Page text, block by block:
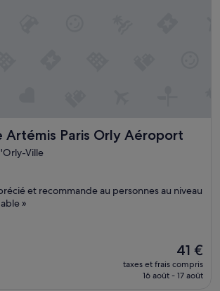
Artémis Paris Orly Aéroport
Paris Orly Aéroport
Ville
et recommande au personnes au niveau
»
Le
nouveau
prix
41 €
taxes et frais compris
16 août - 17 août